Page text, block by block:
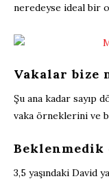
neredeyse ideal bir
Vakalar bize
Şu ana kadar sayıp
vaka örneklerini ve
Beklenmedik
3,5 yaşındaki David